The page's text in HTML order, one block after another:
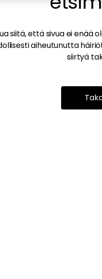
siitä, että sivua ei enää
aiheutunutta
siirtyä